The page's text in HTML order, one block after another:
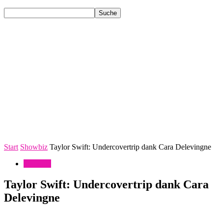
Start Showbiz Taylor Swift: Undercovertrip dank Cara Delevingne
Taylor Swift: Undercovertrip dank Cara
Delevingne